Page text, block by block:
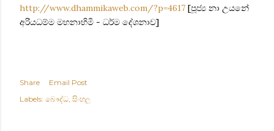
http://www.dhammikaweb.com/?p=4617 [පූජ්‍ය නා උයනේ
අරියධම්ම මහනාහිමි - ධර්ම දේශනාව]
Share
Email Post
Labels: බෞද්ධ සිංහල